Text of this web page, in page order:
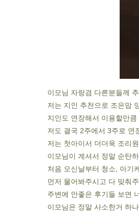
이모님 자랑겸 다른분들께
저는 지인 추천으로 조은맘
지인도 연장해서 이용할만
저도 결국 2주에서 3주로 연
저는 첫아이서 더더욱 조리
이모님이 계셔서 정말 순탄
처음 오신날부터 청소, 아기
먼저 물어봐주시고 다 맞춰
주변에 안좋은 후기들 보면
이모님은 정말 사소한거 하